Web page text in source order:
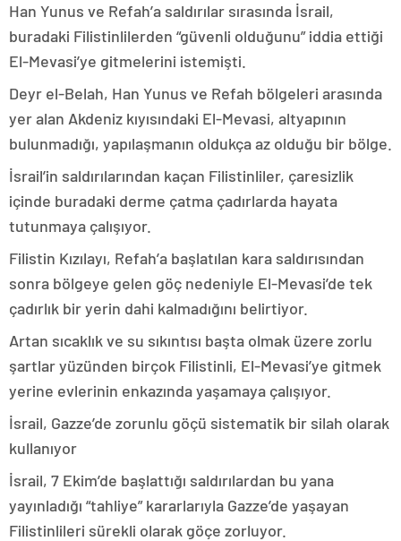
Han Yunus ve Refah’a saldırılar sırasında İsrail,
buradaki Filistinlilerden “güvenli olduğunu” iddia ettiği
El-Mevasi’ye gitmelerini istemişti.
Deyr el-Belah, Han Yunus ve Refah bölgeleri arasında
yer alan Akdeniz kıyısındaki El-Mevasi, altyapının
bulunmadığı, yapılaşmanın oldukça az olduğu bir bölge.
İsrail’in saldırılarından kaçan Filistinliler, çaresizlik
içinde buradaki derme çatma çadırlarda hayata
tutunmaya çalışıyor.
Filistin Kızılayı, Refah’a başlatılan kara saldırısından
sonra bölgeye gelen göç nedeniyle El-Mevasi’de tek
çadırlık bir yerin dahi kalmadığını belirtiyor.
Artan sıcaklık ve su sıkıntısı başta olmak üzere zorlu
şartlar yüzünden birçok Filistinli, El-Mevasi’ye gitmek
yerine evlerinin enkazında yaşamaya çalışıyor.
İsrail, Gazze’de zorunlu göçü sistematik bir silah olarak
kullanıyor
İsrail, 7 Ekim’de başlattığı saldırılardan bu yana
yayınladığı “tahliye” kararlarıyla Gazze’de yaşayan
Filistinlileri sürekli olarak göçe zorluyor.